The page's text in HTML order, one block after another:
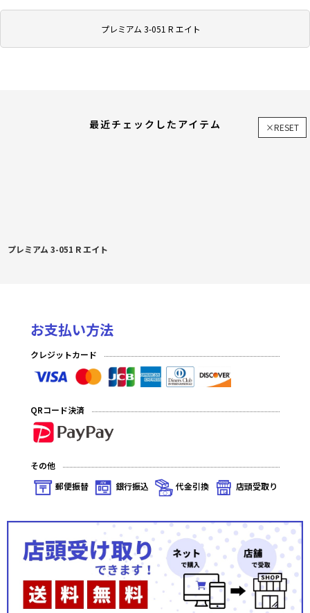
プレミアム 3-051 R エイト
最近チェックしたアイテム ×RESET
プレミアム 3-051 R エイト
お支払い方法
クレジットカード
QRコード決済
その他
郵便振替
銀行振込 代金引換 店頭受取り